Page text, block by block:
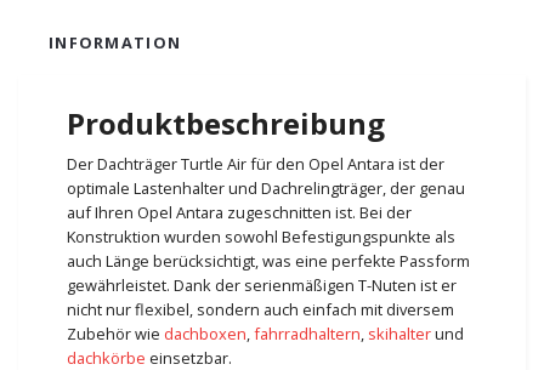
INFORMATION
Produktbeschreibung
Der Dachträger Turtle Air für den Opel Antara ist der
optimale Lastenhalter und Dachrelingträger, der genau
auf Ihren Opel Antara zugeschnitten ist. Bei der
Konstruktion wurden sowohl Befestigungspunkte als
auch Länge berücksichtigt, was eine perfekte Passform
gewährleistet. Dank der serienmäßigen T-Nuten ist er
nicht nur flexibel, sondern auch einfach mit diversem
Zubehör wie dachboxen,fahrradhaltern, skihalterund
dachkörbe einsetzbar.